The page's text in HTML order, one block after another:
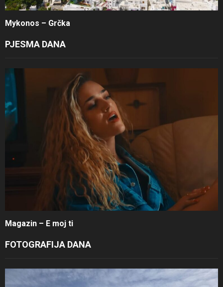
Mykonos – Grčka
PJESMA DANA
Magazin – E moj ti
FOTOGRAFIJA DANA